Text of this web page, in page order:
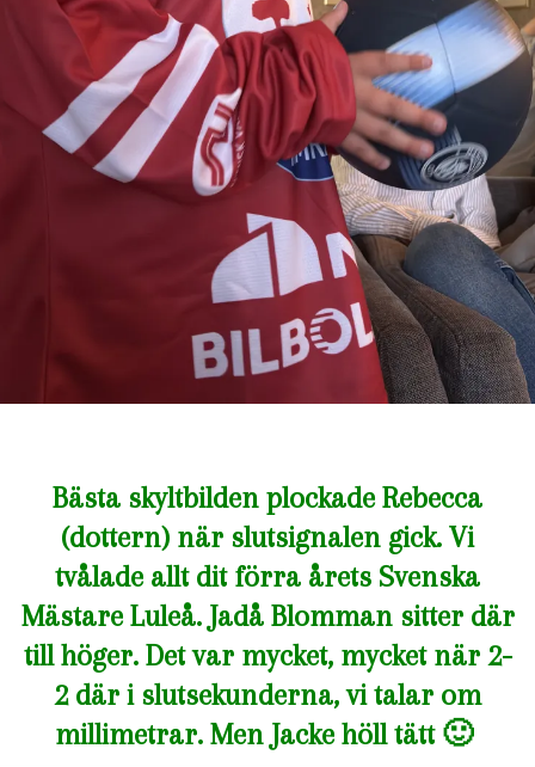
Bästa skyltbilden plockade Rebecca
(dottern) när slutsignalen gick. Vi
tvålade allt dit förra årets Svenska
Mästare Luleå. Jadå Blomman sitter där
till höger. Det var mycket, mycket när 2-
2 där i slutsekunderna, vi talar om
millimetrar. Men Jacke höll tätt 🙂